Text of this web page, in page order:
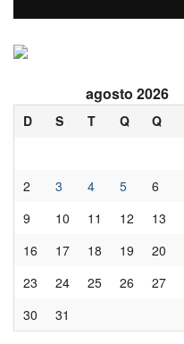
agosto 2026
D S T Q Q
2
3 4 5 6
9
10 11 12 13
16
17 18 19 20
23
24 25 26 27
30
31